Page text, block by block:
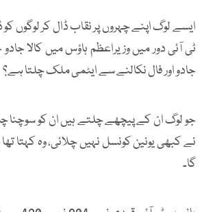
ایسے لوگ اپنے چہروں پر نقاب ڈال کر لوگوں
ٹی آئی دور میں وزیراعظم ہاؤس میں کالا جادو
جادو اور فال نکالنے سے ایٹمی ملک چلتا ہے؟
جو لوگ ان کے پیچھے چلتے ہیں ان کو
نے کبھی یونین کونسل نہیں چلائی، وہ کہتا تھا
گا۔